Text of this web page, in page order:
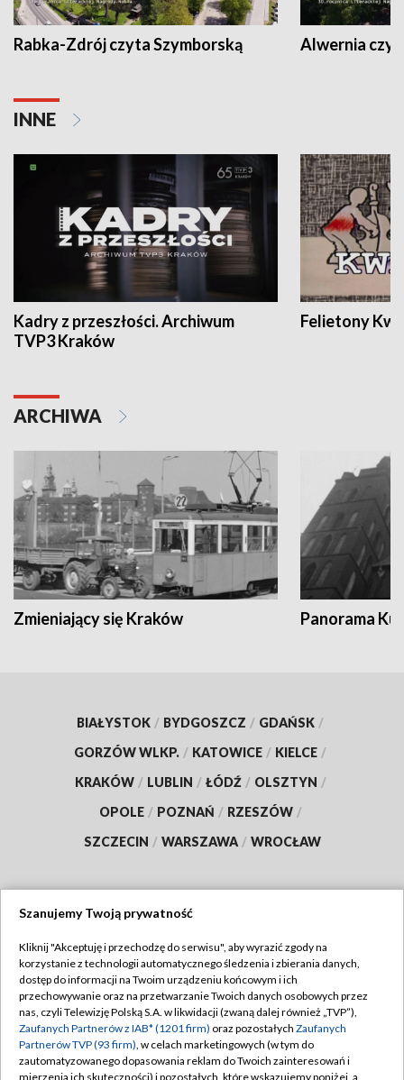
Rabka-Zdrój czyta Szymborską Alwernia
INNE
Kadry z przeszłości. Archiwum
TVP3 Kraków
Felietony
ARCHIWA
Zmieniający się Kraków Panorama
BIAŁYSTOK / BYDGOSZCZ / GDAŃSK /
GORZÓW WLKP. / KATOWICE / KIELCE /
KRAKÓW / LUBLIN / ŁÓDŹ / OLSZTYN /
OPOLE / POZNAŃ / RZESZÓW /
SZCZECIN / WARSZAWA / WROCŁAW
TVP
Abonament TVP
Emisja w TVP
Centrum informacji TVP
Regulamin TVP
Polityka prywatności
Moje zgody
Szanujemy Twoją prywatność
Kliknij "Akceptuję i przechodzę do serwisu", aby wyrazić zgody na
korzystanie z technologii automatycznego śledzenia i zbierania danych,
dostęp do informacji na Twoim urządzeniu końcowym i ich
przechowywanie oraz na przetwarzanie Twoich danych osobowych przez
nas, czyli Telewizję Polską S.A. w likwidacji (zwaną dalej również „TVP”),
Zaufanych Partnerów z IAB* (1201 firm) oraz pozostałych Zaufanych
Partnerów TVP (93 firm), w celach marketingowych (w tym do
zautomatyzowanego dopasowania reklam do Twoich zainteresowań i
mierzenia ich skuteczności) i pozostałych, które wskazujemy poniżej, a